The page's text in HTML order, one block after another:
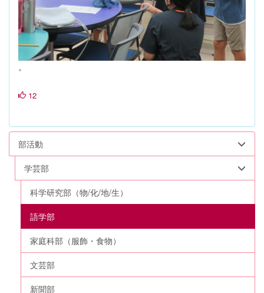
。
12
部活動
学芸部
科学研究部（物/化/地/生）
語学部
家庭科部（服飾・食物）
文芸部
新聞部